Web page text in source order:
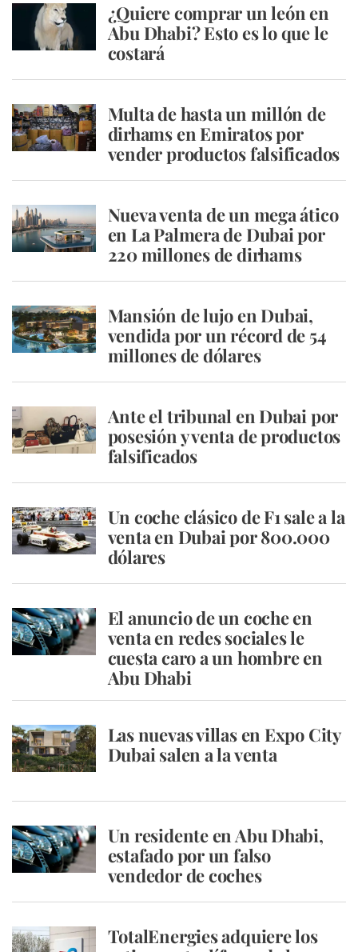
¿Quiere comprar un león en
Abu Dhabi? Esto es lo que le
costará
Multa de hasta un millón de
dirhams en Emiratos por
vender productos falsificados
Nueva venta de un mega ático
en La Palmera de Dubai por
220 millones de dirhams
Mansión de lujo en Dubai,
vendida por un récord de 54
millones de dólares
Ante el tribunal en Dubai por
posesión y venta de productos
falsificados
Un coche clásico de F1 sale a la
venta en Dubai por 800.000
dólares
El anuncio de un coche en
venta en redes sociales le
cuesta caro a un hombre en
Abu Dhabi
Las nuevas villas en Expo City
Dubai salen a la venta
Un residente en Abu Dhabi,
estafado por un falso
vendedor de coches
TotalEnergies adquiere los